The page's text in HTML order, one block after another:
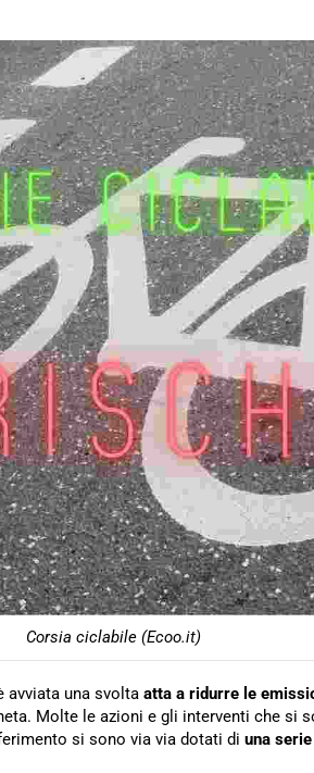
Corsia ciclabile (Ecoo.it)
avviata una svolta atta a ridurre le
Molte le azioni e gli interventi che si
si sono via via dotati di una